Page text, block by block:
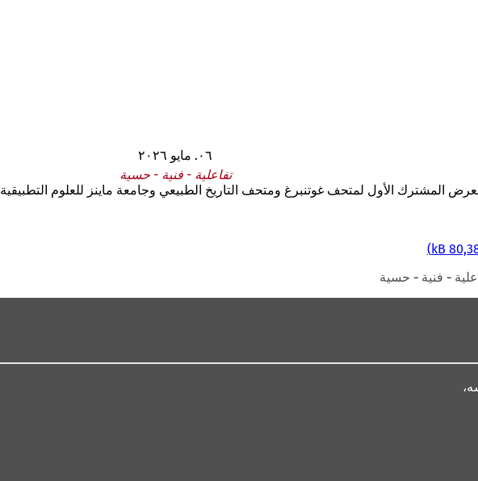
٠٦. مايو ٢٠٢٦
تفاعلية - فنية - حسية
المشترك الأول لمتحف غوتنبرغ ومتحف التاريخ الطبيعي وجامعة ماينز للعلوم التطبيقية
80,38
- فنية - حسية